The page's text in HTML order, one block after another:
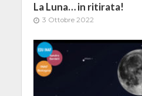
La Luna… in ritirata!
3 Ottobre 2022